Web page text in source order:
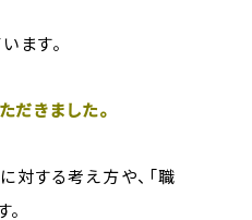
ます。
だきました。
対する考え方や、「職